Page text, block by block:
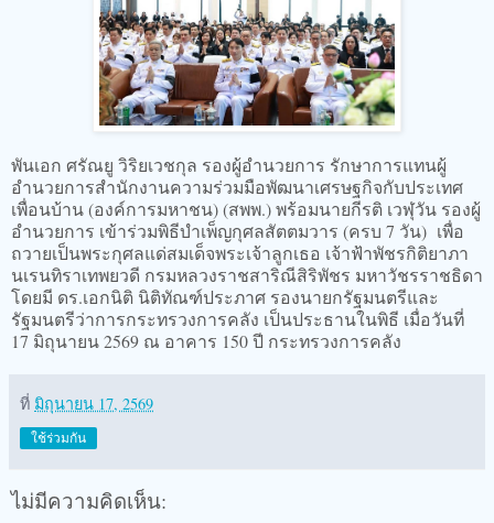
พันเอก ศรัณยู วิริยเวชกุล รองผู้อำนวยการ รักษาการแทนผู้
อำนวยการสำนักงานความร่วมมือพัฒนาเศรษฐกิจกับประเทศ
เพื่อนบ้าน (องค์การมหาชน) (สพพ.) พร้อมนายกีรติ เวฬุวัน รองผู้
อำนวยการ เข้าร่วมพิธีบำเพ็ญกุศลสัตตมวาร (ครบ 7 วัน) เพื่อ
ถวายเป็นพระกุศลแด่สมเด็จพระเจ้าลูกเธอ เจ้าฟ้าพัชรกิติยาภา
นเรนทิราเทพยวดี กรมหลวงราชสาริณีสิริพัชร มหาวัชรราชธิดา
โดยมี ดร.เอกนิติ นิติทัณฑ์ประภาศ รองนายกรัฐมนตรีและ
รัฐมนตรีว่าการกระทรวงการคลัง เป็นประธานในพิธี เมื่อวันที่
17 มิถุนายน 2569 ณ อาคาร 150 ปี กระทรวงการคลัง
ที่ มิถุนายน 17, 2569
ใช้ร่วมกัน
ไม่มีความคิดเห็น: